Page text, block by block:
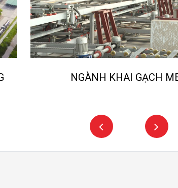
NGÀNH KHAI GẠCH MEN